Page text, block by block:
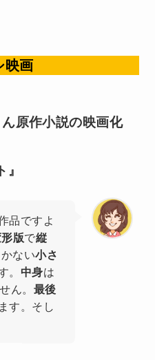
映画
ん原作小説の映画化
』
品ですよ
版で縦
かない小さ
。 中身は
ん。 最後
す。そし